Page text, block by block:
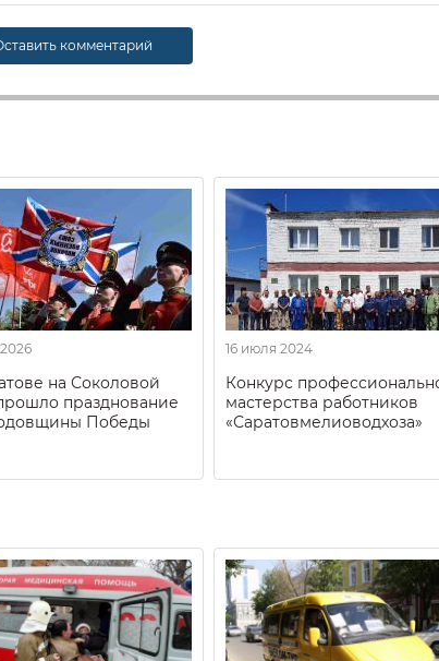
комментарий
на Соколовой
празднование
Победы
16 июля 2024
Конкурс
мастерства работников
«Саратовмелиоводхоза»